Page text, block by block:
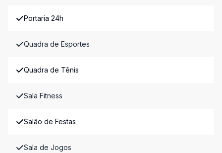
Portaria 24h
Quadra de Esportes
Quadra de Tênis
Sala Fitness
Salão de Festas
Sala de Jogos